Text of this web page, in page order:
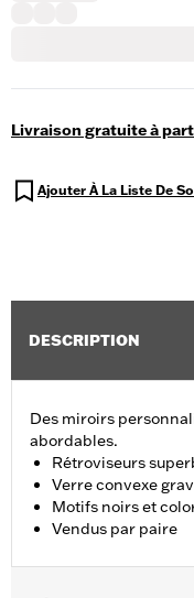
Livraison gratuite à
Ajouter À La Liste De
DESCRIPTION
Des miroirs
abordables.
Rétroviseurs
Verre convexe
Motifs noirs et
Vendus par paire